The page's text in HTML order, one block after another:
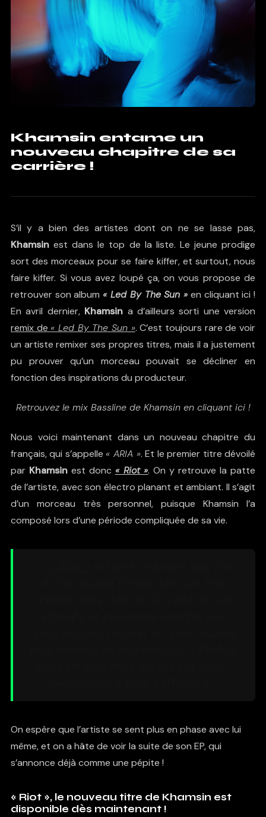
Khamsin entame un
nouveau chapitre de sa
carrière !
S’il y a bien des artistes dont on ne se lasse pas,
Khamsinest dans le top de la liste. Le jeune prodige
sort des morceaux pour se faire kiffer, et surtout, nous
faire kiffer. Si vous avez loupé ça, on vous propose de
retrouver son album « Led By The Sun » en cliquant ici !
En avril dernier, Khamsin a d’ailleurs sorti une version
remix de « Led By The Sun ». C’est toujours rare de voir
un artiste remixer ses propres titres, mais il a justement
pu prouver qu’un morceau pouvait se décliner en
fonction des inspirations du producteur.
Retrouvez le mix Bassline de Khamsin en cliquant ici !
Nous voici maintenant dans un nouveau chapitre du
français, qui s’appelle « ARIA ». Et le premier titre dévoilé
par Khamsinest donc « Riot ». On y retrouve la patte
de l’artiste, avec son électro planant et ambiant. Il s’agit
d’un morceau très personnel, puisque Khamsin l’a
composé lors d’une période compliquée de sa vie.
On espère que l’artiste se sent plus en phase avec lui
même, et on a hâte de voir la suite de son EP, qui
s’annonce déjà comme une pépite !
« Riot », le nouveau titre de Khamsin est
disponible dès maintenant !